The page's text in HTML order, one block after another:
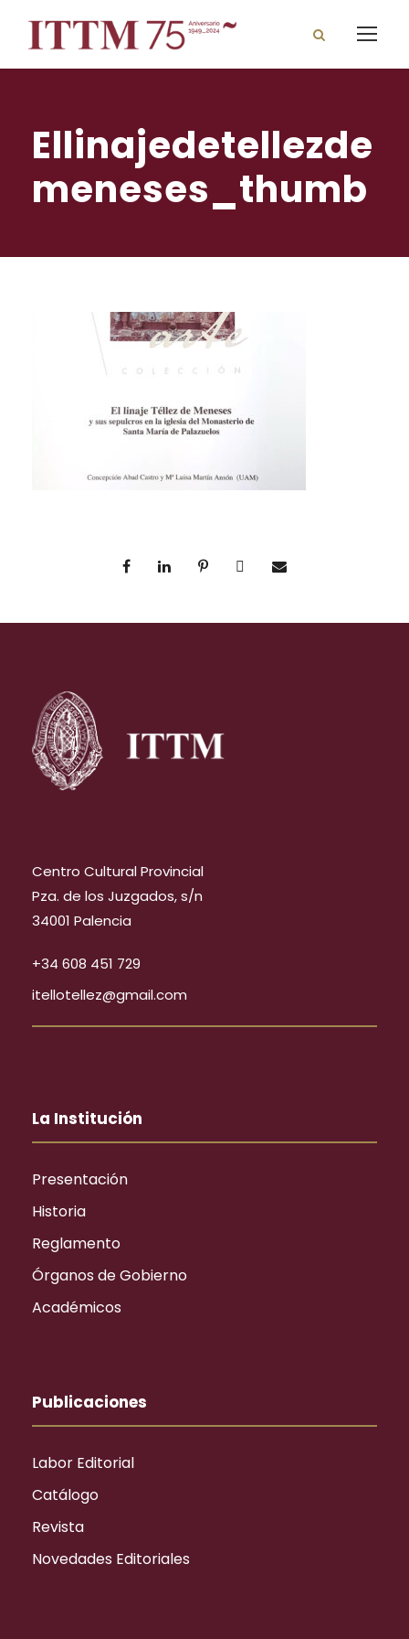
Ellinajedetellezde
meneses_thumb
Centro Cultural Provincial
Pza. de los Juzgados, s/n
34001 Palencia
+34 608 451 729
itellotellez@gmail.com
La Institución
Presentación
Historia
Reglamento
Órganos de Gobierno
Académicos
Publicaciones
Labor Editorial
Catálogo
Revista
Novedades Editoriales